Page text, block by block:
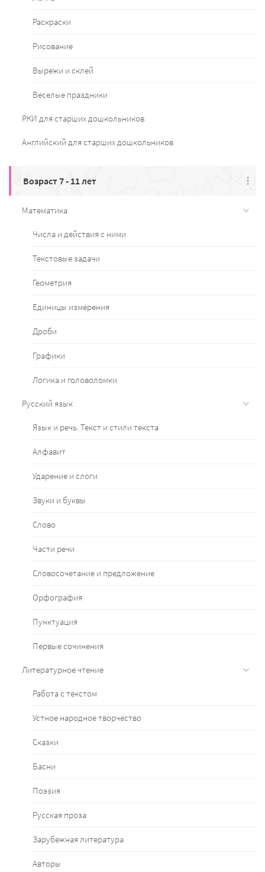
Раскраски
Рисование
Вырежи и склей
Веселые праздники
РКИ для старших дошкольников
Английский для старших дошкольников
Возраст 7 - 11 лет
Математика
Числа и действия с ними
Текстовые задачи
Геометрия
Единицы измерения
Дроби
Графики
Логика и головоломки
Русский язык
Язык и речь. Текст и стили текста
Алфавит
Ударение и слоги
Звуки и буквы
Слово
Части речи
Словосочетание и предложение
Орфография
Пунктуация
Первые сочинения
Литературное чтение
Работа с текстом
Устное народное творчество
Сказки
Басни
Поэзия
Русская проза
Зарубежная литература
Авторы